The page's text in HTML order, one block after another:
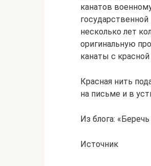
канатов
несколько лет
оригинальную
канаты с
Красная нить
на письме и в
Из блога:
Источник